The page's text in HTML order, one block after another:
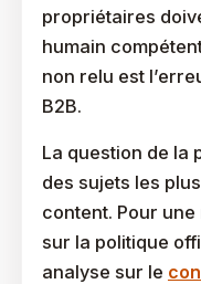
propriétaires
humain
non relu est
B2B.
La question de la
des sujets les
content. Pour
sur la politique
analyse sur le